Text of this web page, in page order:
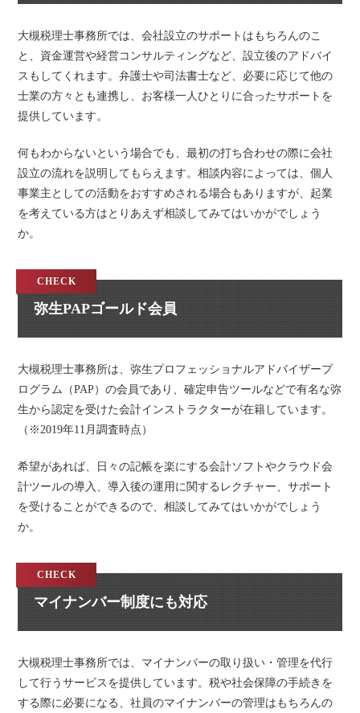
大槻税理士事務所では、会社設立のサポートはもちろんのこ
と、資金運営や経営コンサルティングなど、設立後のアドバイ
スもしてくれます。弁護士や司法書士など、必要に応じて他の
士業の方々とも連携し、お客様一人ひとりに合ったサポートを
提供しています。
何もわからないという場合でも、最初の打ち合わせの際に会社
設立の流れを説明してもらえます。相談内容によっては、個人
事業主としての活動をおすすめされる場合もありますが、起業
を考えている方はとりあえず相談してみてはいかがでしょう
か。
弥生PAPゴールド会員
大槻税理士事務所は、弥生プロフェッショナルアドバイザープ
ログラム（PAP）の会員であり、確定申告ツールなどで有名な弥
生から認定を受けた会計インストラクターが在籍しています。
（※2019年11月調査時点）
希望があれば、日々の記帳を楽にする会計ソフトやクラウド会
計ツールの導入、導入後の運用に関するレクチャー、サポート
を受けることができるので、相談してみてはいかがでしょう
か。
マイナンバー制度にも対応
大槻税理士事務所では、マイナンバーの取り扱い・管理を代行
して行うサービスを提供しています。税や社会保障の手続きを
する際に必要になる、社員のマイナンバーの管理はもちろんの